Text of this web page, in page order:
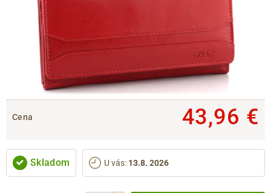
Cena 43,96 €
Skladom U vás: 13.8. 2026